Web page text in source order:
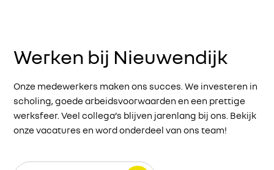
Werken bij Nieuwendijk
Onze medewerkers maken ons succes. We investeren in
scholing, goede arbeidsvoorwaarden en een prettige
werksfeer. Veel collega’s blijven jarenlang bij ons. Bekijk
onze vacatures en word onderdeel van ons team!